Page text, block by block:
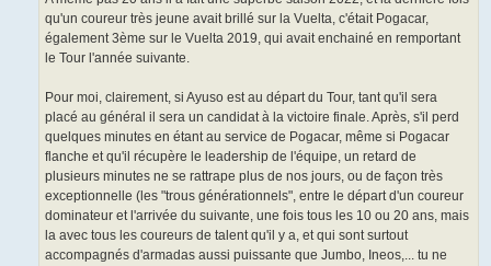
qu'un coureur très jeune avait brillé sur la Vuelta, c'était Pogacar,
également 3ème sur le Vuelta 2019, qui avait enchainé en remportant
le Tour l'année suivante.
Pour moi, clairement, si Ayuso est au départ du Tour, tant qu'il sera
placé au général il sera un candidat à la victoire finale. Après, s'il perd
quelques minutes en étant au service de Pogacar, même si Pogacar
flanche et qu'il récupère le leadership de l'équipe, un retard de
plusieurs minutes ne se rattrape plus de nos jours, ou de façon très
exceptionnelle (les "trous générationnels", entre le départ d'un coureur
dominateur et l'arrivée du suivante, une fois tous les 10 ou 20 ans, mais
la avec tous les coureurs de talent qu'il y a, et qui sont surtout
accompagnés d'armadas aussi puissante que Jumbo, Ineos,... tu ne